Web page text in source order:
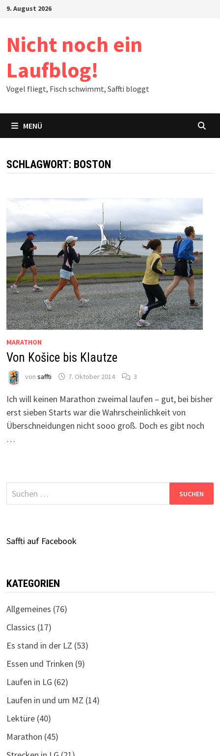
Zum9. August 2026
Nicht noch ein
Laufblog!
Vogel fliegt, Fisch schwimmt, Saffti bloggt
MENÜ
SCHLAGWORT: BOSTON
MARATHON
Von Košice bis Klautze
von saffti 7. Oktober 2014 3
Ich will keinen Marathon zweimal laufen – gut, bei bisher
erst sieben Starts war die Wahrscheinlichkeit von
Überschneidungen nicht sooo groß. Doch es gibt noch
…
Suchen
nach:
Saffti auf Facebook
KATEGORIEN
Allgemeines (76)
Classics (17)
Es stand in der LZ (53)
Essen und Trinken (9)
Laufen in LG (62)
Laufen in und um MZ (14)
Lektüre(40)
Marathon (45)